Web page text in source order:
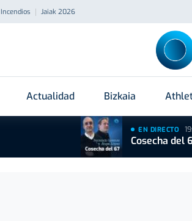
Incendios Jaiak 2026
Actualidad Bizkaia
EN DIRECTO
Cosecha del